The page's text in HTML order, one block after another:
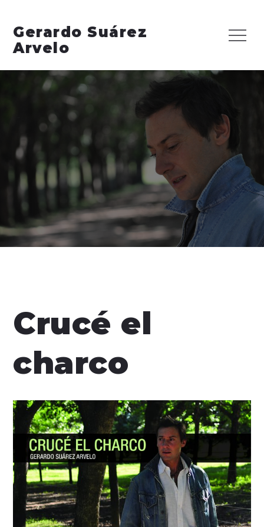
content
Gerardo Suárez
Arvelo
Menu
Crucé el
charco